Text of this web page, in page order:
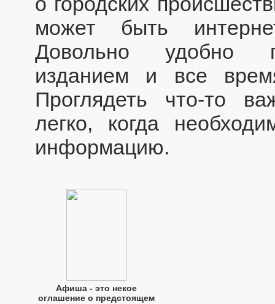
может быть
Довольно удобно
изданием и все
Проглядеть что-то
легко, когда
информацию.
Афиша - это некое
оглашение о предстоящем